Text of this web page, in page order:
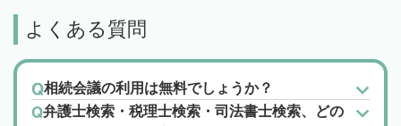
よくある質問
相続会議の利用は無料でしょうか？
弁護士検索・税理士検索・司法書士検索、どの